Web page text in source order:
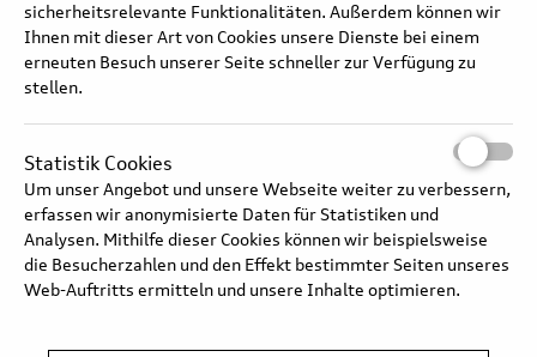
Thermal management
sicherheitsrelevante Funktionalitäten. Außerdem können wir
Ihnen mit dieser Art von Cookies unsere Dienste bei einem
erneuten Besuch unserer Seite schneller zur Verfügung zu
stellen.
Statistik Cookies
Um unser Angebot und unsere Webseite weiter zu verbessern,
erfassen wir anonymisierte Daten für Statistiken und
Analysen. Mithilfe dieser Cookies können wir beispielsweise
die Besucherzahlen und den Effekt bestimmter Seiten unseres
Web-Auftritts ermitteln und unsere Inhalte optimieren.